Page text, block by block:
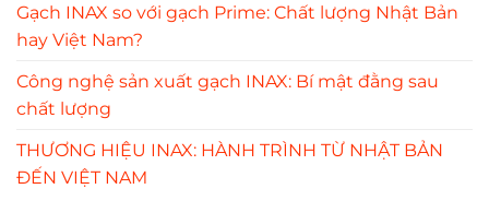
Gạch INAX so với gạch Prime: Chất lượng Nhật Bản
hay Việt Nam?
Công nghệ sản xuất gạch INAX: Bí mật đằng sau
chất lượng
THƯƠNG HIỆU INAX: HÀNH TRÌNH TỪ NHẬT BẢN
ĐẾN VIỆT NAM